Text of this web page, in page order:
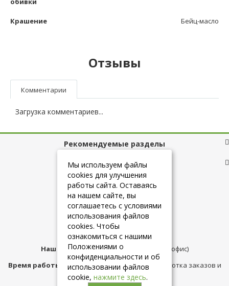
Крашение Бейц-масло
Отзывы
Комментарии
Загрузка комментариев...
Рекомендуемые разделы
Полезные ссылки
+7 (925) 084-10-60
Наш адрес:Москва,ул.Плещеева д.12 (офис)
Время работы магазина:с 10:00 до 21:00 (обработка заказов и
консультация)
Мы используем файлы
cookies для улучшения
работы сайта. Оставаясь
на нашем сайте, вы
соглашаетесь с условиями
использования файлов
cookies. Чтобы
ознакомиться с нашими
Положениями о
конфиденциальности и об
использовании файлов
cookie, нажмите здесь.